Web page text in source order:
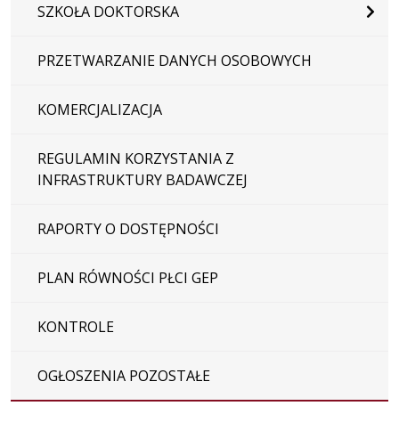
SZKOŁA DOKTORSKA
PRZETWARZANIE DANYCH OSOBOWYCH
KOMERCJALIZACJA
REGULAMIN KORZYSTANIA Z
INFRASTRUKTURY BADAWCZEJ
RAPORTY O DOSTĘPNOŚCI
PLAN RÓWNOŚCI PŁCI GEP
KONTROLE
OGŁOSZENIA POZOSTAŁE